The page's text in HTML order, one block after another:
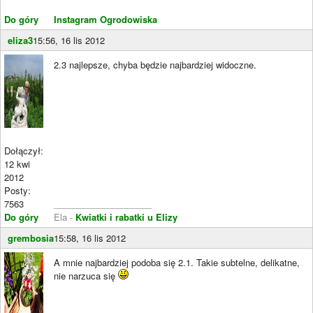
Do góry
Instagram Ogrodowiska
eliza315:56, 16 lis 2012
Dołączył:
12 kwi
2012
Posty:
7563
Do góry
2.3 najlepsze, chyba będzie najbardziej widoczne.
Ela - Kwiatki i rabatki u Elizy
grembosia15:58, 16 lis 2012
A mnie najbardziej podoba się 2.1. Takie subtelne, delikatne,
nie narzuca się